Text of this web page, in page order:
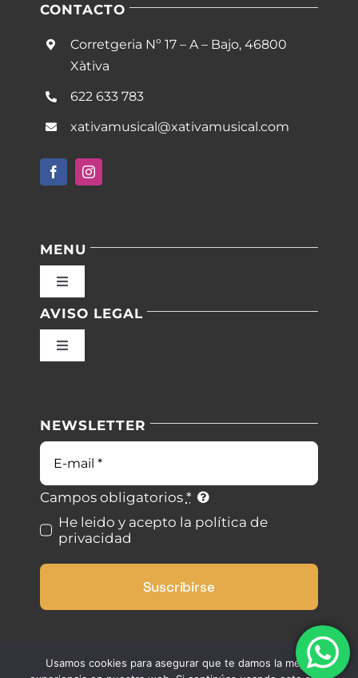
CONTACTO
Corretgeria Nº 17 – A – Bajo, 46800
Xàtiva
622 633 783
xativamusical@xativamusical.com
MENU
Toggle
Inicio
Blog
Contacto
AVISO LEGAL
Toggle
Condiciones de uso
Ley de cookies
Desistimiento
NEWSLETTER
Correo
electrónico
Campos obligatorios *
He leido y acepto la política de
privacidad
Suscribirse
Usamos cookies para asegurar que te damos la mejor